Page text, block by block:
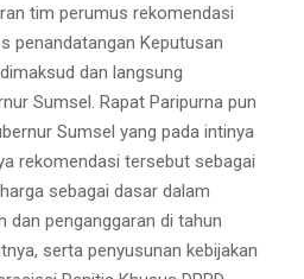
tim perumus rekomendasi
penandatangan Keputusan
dan langsung
Sumsel. Rapat Paripurna pun
Sumsel yang pada intinya
rekomendasi tersebut sebagai
sebagai dasar dalam
dan penganggaran di tahun
serta penyusunan kebijakan